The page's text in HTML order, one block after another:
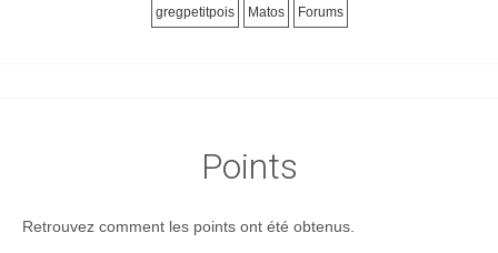
gregpetitpois Matos Forums
Points
Retrouvez comment les points ont été obtenus.